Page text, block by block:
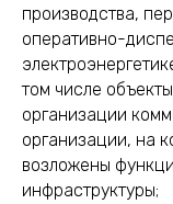
производства,
оперативно-
том числе
организации
организации, на
возложены
инфраструктуры;